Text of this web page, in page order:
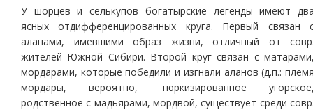
У шорцев и селькупов богатырские легенды имеют
ясных отдифференцированных круга. Первый связан
аланами, имевшими образ жизни, отличный от
жителей Южной Сибири. Второй круг связан с
мордарами, которые победили и изгнали аланов (д.п.:
мордары, вероятно, тюркизированное
родственное с мадьярами, мордвой, существует среди